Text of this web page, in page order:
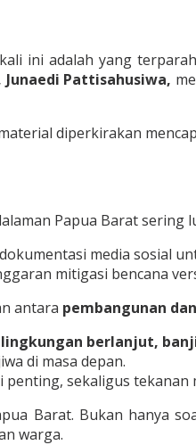
ini adalah yang
Pattisahusiwa,
diperkirakan
Papua Barat
media sosial
mitigasi bencana
antara pembangunan
berlanjut,
di masa depan.
penting, sekaligus
Barat. Bukan hanya
warga.